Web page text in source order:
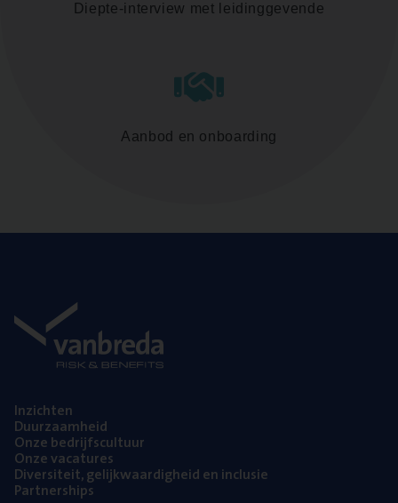
Diepte-interview met leidinggevende
Aanbod en onboarding
Inzich­ten
Duur­zaam­heid
Onze bedrijfs­cul­tuur
Onze vaca­tu­res
Diver­si­teit, gelijk­waar­dig­heid en inclusie
Part­ner­ships